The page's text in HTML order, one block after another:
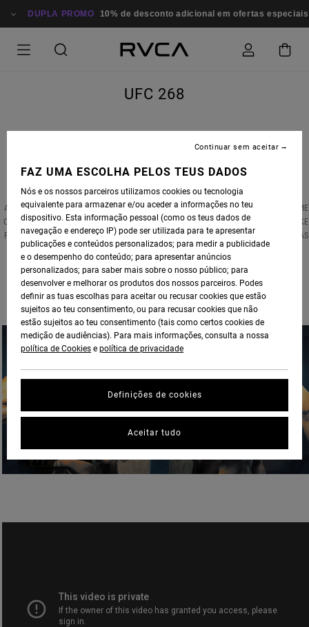
DUPLA PROMO 10% de desconto adicional em ofertas especiais
UFC 268
A UFC WOMEN'S STRAWWEIGHT CHAMPIONSHIP REMATCH BETWEEN CURRENT TWO-TIME
CHAMPION ROSE NAMAJUNAS AND FORMER CHAMPION ZHANG WEILI IS EXPECTED TAKE
PLACE AS THE CO-MAIN EVENT. THEY PREVIOUSLY MET AT UFC 261, WHERE NAMAJUNAS
WON THE TITLE VIA FIRST-ROUND KNOCKOUT.
BANTAMWEIGHT FIGHT: CHITO VERA VS. FRANKIE EDGAR
FAZ UMA ESCOLHA PELOS TEUS DADOS
Nós e os nossos parceiros utilizamos cookies ou tecnologia
equivalente para armazenar e/ou aceder a informações no teu
dispositivo. Esta informação pessoal (como os teus dados de
navegação e endereço IP) pode ser utilizada para te apresentar
publicações e conteúdos personalizados; para medir a publicidade
e o desempenho do conteúdo; para apresentar anúncios
personalizados; para saber mais sobre o nosso público; para
desenvolver e melhorar os produtos dos nossos parceiros. Podes
definir as tuas escolhas para aceitar ou recusar cookies que estão
sujeitos ao teu consentimento, ou para recusar cookies que não
estão sujeitos ao teu consentimento (tais como certos cookies de
medição de audiências). Para mais informações, consulta a nossa
política de Cookies e política de privacidade
Definições de cookies
Continuar sem aceitar
Aceitar tudo